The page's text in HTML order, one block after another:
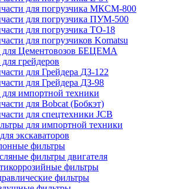
для погрузчика МКСМ-800
для погрузчика ПУМ-500
для погрузчика ТО-18
для погрузчиков Komatsu
для Цементовозов БЕЦЕМА
грейдеров
для Грейдера ДЗ-122
для Грейдера ДЗ-98
для импортной техники
для Bobcat (Бобкэт)
для спецтехники JCB
для импортной техники
экскаваторов
фильтры
фильтры двигателя
фильтры
фильтры